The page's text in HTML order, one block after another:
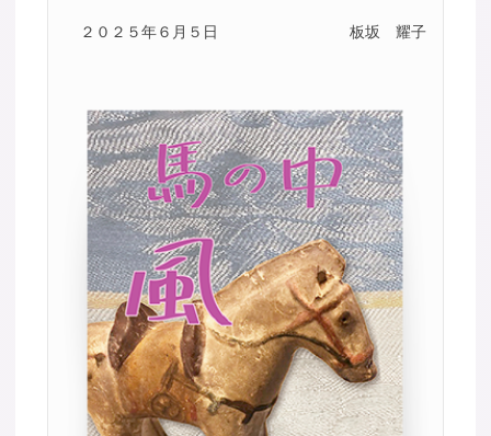
２０２５年６月５日 板坂 耀子